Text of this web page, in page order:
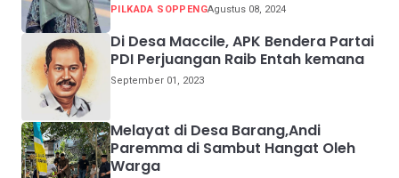
PILKADA SOPPENGAgustus 08, 2024
Di Desa Maccile, APK Bendera Partai
PDI Perjuangan Raib Entah kemana
September 01, 2023
Melayat di Desa Barang,Andi
Paremma di Sambut Hangat Oleh
Warga